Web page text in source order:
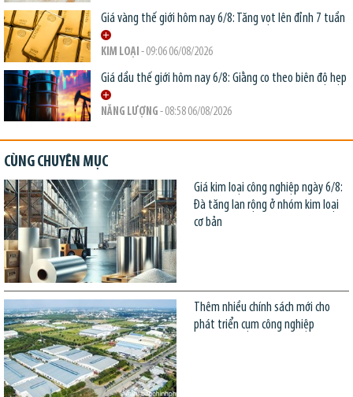
Giá vàng thế giới hôm nay 6/8: Tăng vọt lên đỉnh 7 tuần
KIM LOẠI - 09:06 06/08/2026
Giá dầu thế giới hôm nay 6/8: Giằng co theo biên độ hẹp
NĂNG LƯỢNG - 08:58 06/08/2026
CÙNG CHUYÊN MỤC
Giá kim loại công nghiệp ngày 6/8:
Đà tăng lan rộng ở nhóm kim loại
cơ bản
Thêm nhiều chính sách mới cho
phát triển cụm công nghiệp